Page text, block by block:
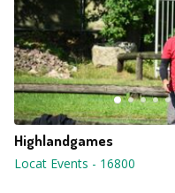
Highlandgames
Locat Events - 16800